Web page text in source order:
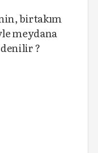
birtakım
meydana
?